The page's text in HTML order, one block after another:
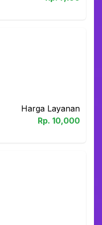
Harga Layanan
Rp. 10,000